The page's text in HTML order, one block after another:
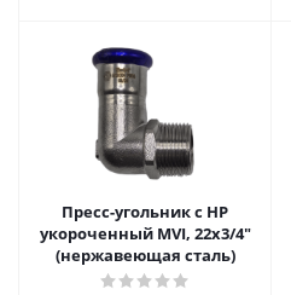
Пресс-угольник с НР
укороченный MVI, 22х3/4"
(нержавеющая сталь)